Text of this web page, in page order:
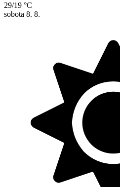
29/19 °C
sobota 8. 8.